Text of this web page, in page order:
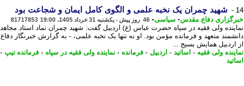
14 - شهید چمران یک نخبه علمی و الگوی کامل ایمان و شجاعت بود
خبرگزاری دفاع مقدس- سیاسی- 46 روز پیش - یکشنبه 31 خرداد 1405، 19:00 81717853
نماینده ولی فقیه در سپاه حضرت عباس (ع) اردبیل گفت: شهید چمران نماد استاد
دانشمند متعهد و فرمانده مؤمن بود. او نه تنها یک نخبه علمی، - به گزارش خبرنگار
از اردبیل همایش بسیج ...
نماینده ولی فقیه - اساتید - اردبیل - فرمانده - نماینده ولی فقیه در سپاه - فرمانده تیپ -
اساتید